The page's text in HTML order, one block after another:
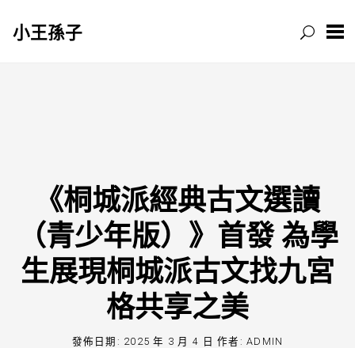
小王孫子
《桐城派經典古文選讀
（青少年版）》首發 為學
生展現桐城派古文找九宮
格共享之美
發佈日期: 2025 年 3 月 4 日 作者:ADMIN